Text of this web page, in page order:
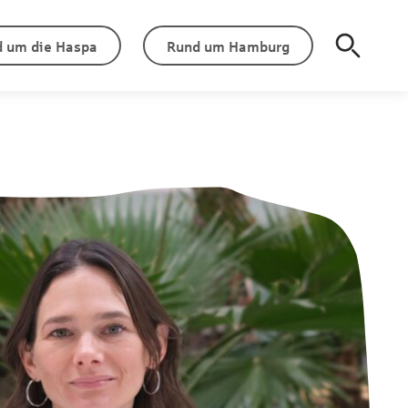
um die Haspa Rund um Hamburg